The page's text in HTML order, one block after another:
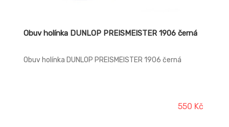
Obuv holínka DUNLOP PREISMEISTER 1906 černá
Obuv holínka DUNLOP PREISMEISTER 1906 černá
550 Kč